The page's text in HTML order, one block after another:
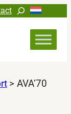
Zoeken
>AVA’70